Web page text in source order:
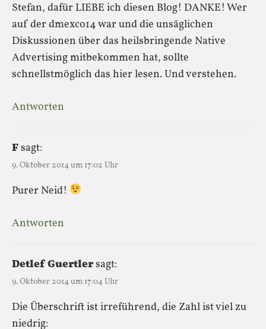
Stefan, dafür LIEBE ich diesen Blog! DANKE! Wer
auf der dmexco14 war und die unsäglichen
Diskussionen über das heilsbringende Native
Advertising mitbekommen hat, sollte
schnellstmöglich das hier lesen. Und verstehen.
Antworten
Fsagt:
9. Oktober 2014 um 17:02 Uhr
Purer Neid!
Antworten
Detlef Guertlersagt:
9. Oktober 2014 um 17:04 Uhr
Die Überschrift ist irreführend, die Zahl ist viel zu
niedrig: